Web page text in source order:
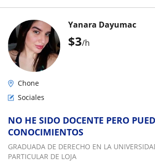
$3/h
Yanara Dayumac
Chone
Sociales
NO HE SIDO DOCENTE PERO
CONOCIMIENTOS
GRADUADA DE DERECHO EN LA
PARTICULAR DE LOJA